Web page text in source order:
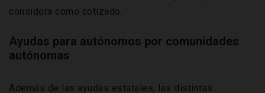
considera como cotizado.
Ayudas para autónomos por comunidades
autónomas
Además de las ayudas estatales, las distintas